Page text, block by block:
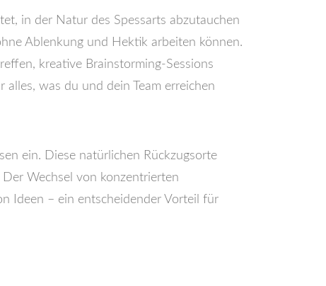
in der Natur des Spessarts abzutauchen
Ablenkung und Hektik arbeiten können.
kreative Brainstorming-Sessions
was du und dein Team erreichen
ein. Diese natürlichen Rückzugsorte
Wechsel von konzentrierten
Ideen – ein entscheidender Vorteil für